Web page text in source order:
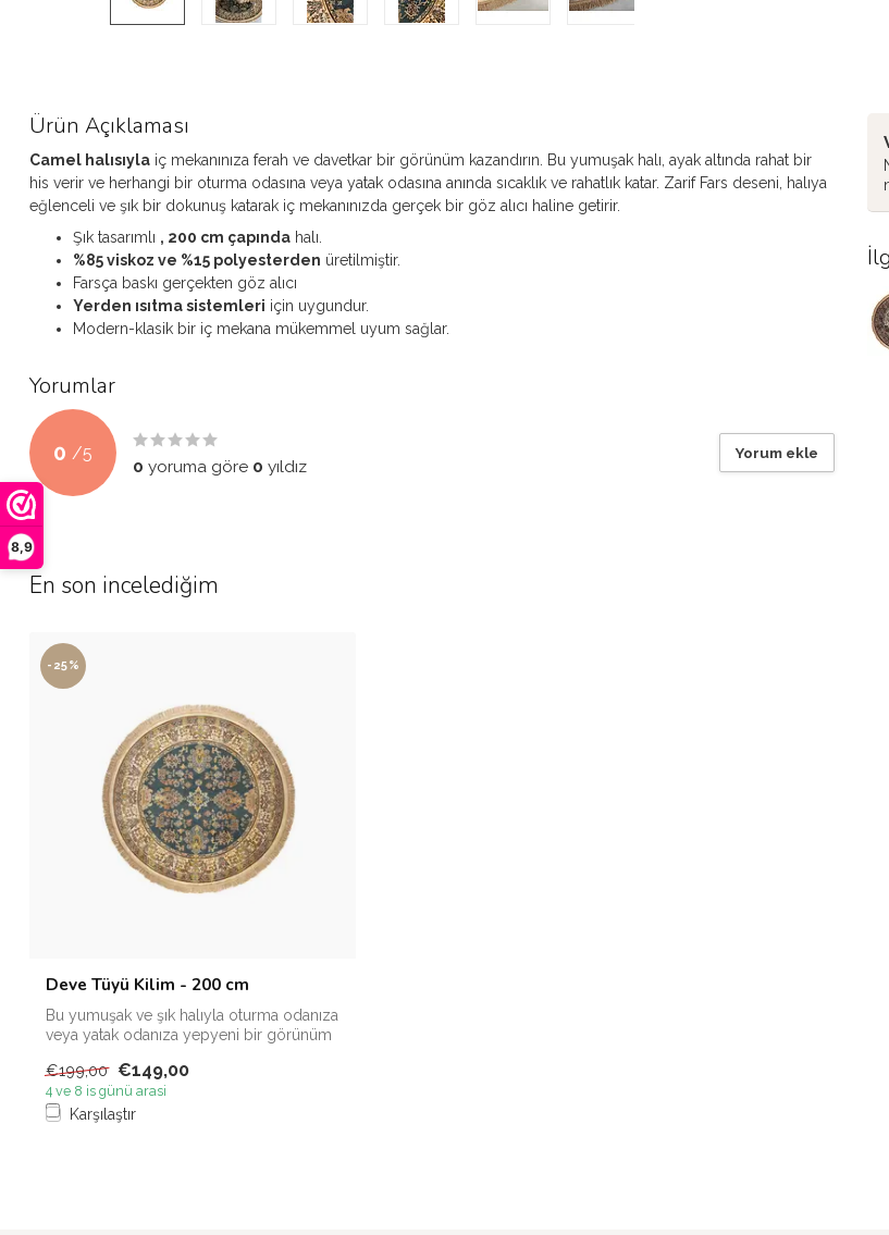
8,9
Ürün Açıklaması
Camel halısıyla iç mekanınıza ferah ve davetkar bir görünüm kazandırın. Bu yumuşak halı, ayak altında rahat bir
his verir ve herhangi bir oturma odasına veya yatak odasına anında sıcaklık ve rahatlık katar. Zarif Fars deseni, halıya
eğlenceli ve şık bir dokunuş katarak iç mekanınızda gerçek bir göz alıcı haline getirir.
Şık tasarımlı , 200 cm çapında halı.
%85 viskoz ve %15 polyesterden üretilmiştir.
Farsça baskı gerçekten göz alıcı
Yerden ısıtma sistemleri için uygundur.
Modern-klasik bir iç mekana mükemmel uyum sağlar.
Yorumlar
0 /5
0 yoruma göre 0 yıldız
Yorum ekle
En son incelediğim
-25%
Deve Tüyü Kilim - 200 cm
Bu yumuşak ve şık halıyla oturma odanıza
veya yatak odanıza yepyeni bir görünüm
€199,00 €149,00
4 ve 8 is günü arasi
Karşılaştır